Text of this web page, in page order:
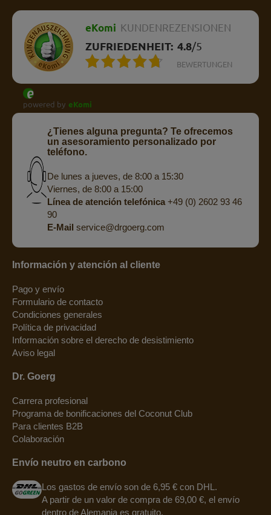
eKomi KUNDENREZENSIONEN
ZUFRIEDENHEIT: 4.8/5
BEWERTUNGEN
powered by eKomi
¿Tienes alguna pregunta? Te ofrecemos
un asesoramiento personalizado por
teléfono.
De lunes a jueves, de 8:00 a 15:30
Viernes, de 8:00 a 15:00
Línea de atención telefónica+49 (0) 2602 93 46
90
E-Mail service@drgoerg.com
Información y atención al cliente
Pago y envío
Formulario de contacto
Condiciones generales
Política de privacidad
Información sobre el derecho de desistimiento
Aviso legal
Dr. Goerg
Carrera profesional
Programa de bonificaciones del Coconut Club
Para clientes B2B
Colaboración
Envío neutro en carbono
Los gastos de envío son de 6,95 € con DHL.
A partir de un valor de compra de 69,00 €, el envío
dentro de Alemania es gratuito.